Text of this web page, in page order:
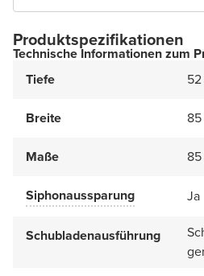
Produktspezifikationen
Technische Informationen zum
Tiefe
Breite
Maße
Siphonaussparung Ja
Schubladenausführung